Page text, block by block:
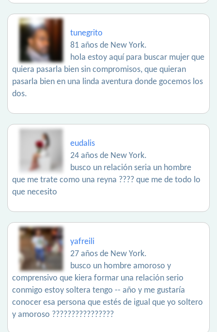
tunegrito
81 años de New York.
hola estoy aquí para buscar mujer que
quiera pasarla bien sin compromisos, que quieran
pasarla bien en una linda aventura donde gocemos los
dos.
eudalis
24 años de New York.
busco un relación seria un hombre
que me trate como una reyna ???? que me de todo lo
que necesito
yafreili
27 años de New York.
busco un hombre amoroso y
comprensivo que kiera formar una relación serio
conmigo estoy soltera tengo -- año y me gustaría
conocer esa persona que estés de igual que yo soltero
y amoroso ????????????????